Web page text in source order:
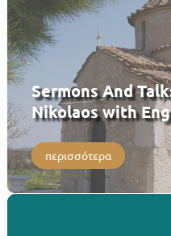
Sermons And
Nikolaos with
περισσότερα